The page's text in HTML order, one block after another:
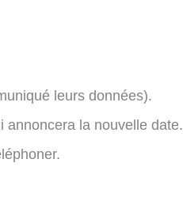
leurs données).
annoncera la nouvelle date.